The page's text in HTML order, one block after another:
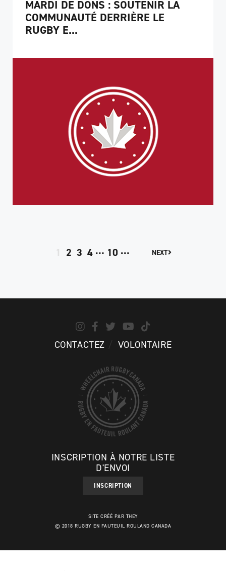
MARDI DE DONS : SOUTENIR LA
COMMUNAUTÉ DERRIÈRE LE
RUGBY E...
1 2 3 4 … 10 … NEXT
CONTACTEZ VOLONTAIRE
INSCRIPTION À NOTRE LISTE
D'ENVOI
INSCRIPTION
SITE CRÉÉ PAR THEY
© 2018 RUGBY EN FAUTEUIL ROULAND CANADA